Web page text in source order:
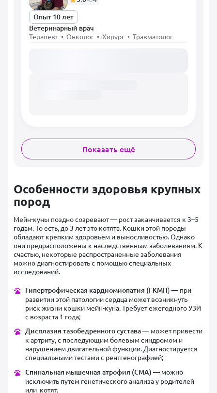
Опыт 10 лет
Ветеринарный врач
Терапевт • Онколог • Хирург • Травматолог
Показать ещё
Особенности здоровья крупных
пород
Мейн-куны поздно созревают — рост заканчивается к 3–5
годам. То есть, до 3 лет это котята. Кошки этой породы
обладают крепким здоровьем и выносливостью. Однако
они предрасположены к наследственным заболеваниям. К
счастью, некоторые распространенные заболевания
можно диагностировать с помощью специальных
исследований.
Гипертрофическая кардиомиопатия (ГКМП) — при
развитии этой патологии сердца может возникнуть
риск жизни кошки мейн-куна. Требует ежегодного УЗИ
с возраста 1 года;
Дисплазия тазобедренного сустава— может привести
к артриту, с последующим болевым синдромом и
нарушением двигательной функции. Диагностируется
специальными тестами с рентгенографией;
Спинальная мышечная атрофия (СМА) — можно
исключить путем генетического анализа у родителей
или котят.